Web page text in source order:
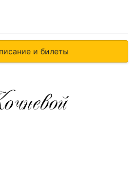
и билеты